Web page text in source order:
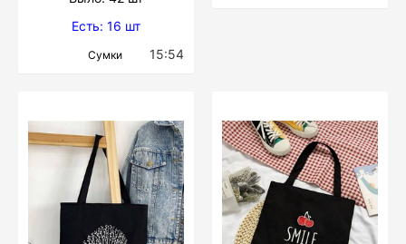
Есть: 16 шт
Сумки 15:54